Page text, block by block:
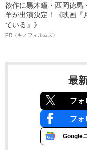
欲作に黒木瞳・西岡德馬
羊が出演決定！《映画『
ている』》
PR（キノフィルムズ）
最
フォ
フォ
Google